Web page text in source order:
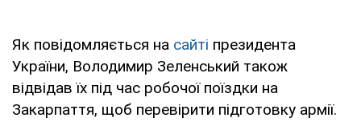
Як повідомляється на сайті президента
України, Володимир Зеленський також
відвідав їх під час робочої поїздки на
Закарпаття, щоб перевірити підготовку армії.